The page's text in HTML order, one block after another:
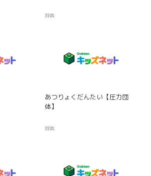
辞典
あつりょくだんたい【圧力団
体】
辞典